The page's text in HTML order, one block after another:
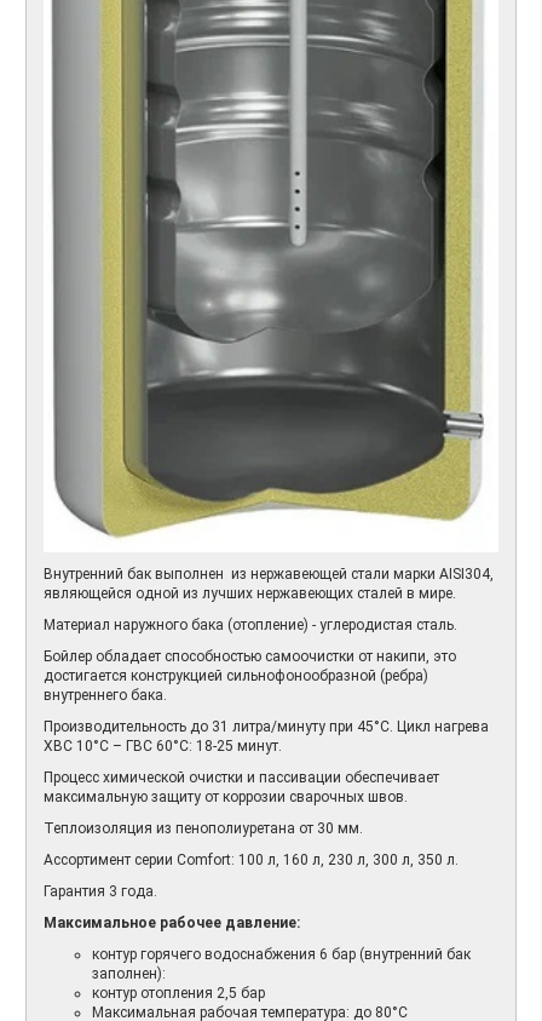
Внутренний бак выполнен из нержавеющей стали марки AISI304,
являющейся одной из лучших нержавеющих сталей в мире.
Материал наружного бака (отопление) - углеродистая сталь.
Бойлер обладает способностью самоочистки от накипи, это
достигается конструкцией сильнофонообразной (ребра)
внутреннего бака.
Производительность до 31 литра/минуту при 45°С. Цикл нагрева
ХВС 10°С – ГВС 60°С: 18-25 минут.
Процесс химической очистки и пассивации обеспечивает
максимальную защиту от коррозии сварочных швов.
Теплоизоляция из пенополиуретана от 30 мм.
Ассортимент серии Comfort: 100 л, 160 л, 230 л, 300 л, 350 л.
Гарантия 3 года.
Максимальное рабочее давление:
контур горячего водоснабжения 6 бар (внутренний бак
заполнен):
контур отопления 2,5 бар
Максимальная рабочая температура: до 80°С